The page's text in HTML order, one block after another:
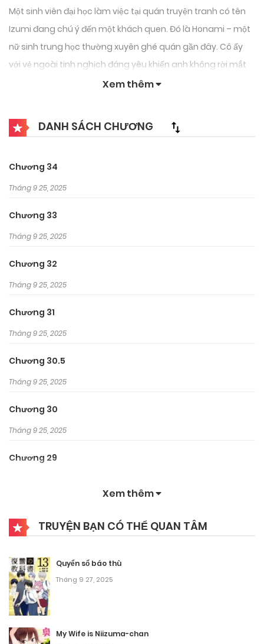
Một sinh viên đại học làm việc tại quán truyện tranh có tên
Izumi đang chú ý đến một khách quen. Đó là Honami – một
nữ sinh trung học thường xuyên ghé quán gần đây. Cô ấy
với vẻ ngoài tinh nghịch đáng yêu khiến anh không rời mắt
khỏi cô ấy được. Liệu có điều bí mật nào đằng sau điều đó!?
ngào đầy màu sắc tuổi trẻ. Đây là một câu chuyện tình yêu
hài hước và hơi… khiêu dâm!!
Xem thêm
DANH SÁCH CHƯƠNG
Chương 34
Tháng 9 25, 2025
Chương 33
Tháng 9 25, 2025
Chương 32
Tháng 9 25, 2025
Chương 31
Tháng 9 25, 2025
Chương 30.5
Tháng 9 25, 2025
Chương 30
Tháng 9 25, 2025
Chương 29
Tháng 9 25, 2025
Chương 27.2
Tháng 9 25, 2025
Chương 27.1
Xem thêm
TRUYỆN BẠN CÓ THỂ QUAN TÂM
Quyển sổ báo thù
Tháng 9 27, 2025
My Wife is Niizuma-chan